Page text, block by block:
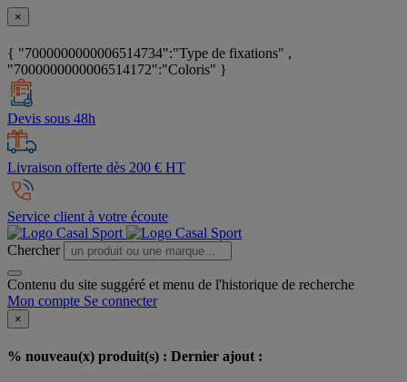
×
{ "7000000000006514734":"Type de fixations" ,
"7000000000006514172":"Coloris" }
Devis sous 48h
Livraison offerte dès 200 € HT
Service client à votre écoute
Chercher
Contenu du site suggéré et menu de l'historique de recherche
Mon compte Se connecter
×
% nouveau(x) produit(s) : Dernier ajout :